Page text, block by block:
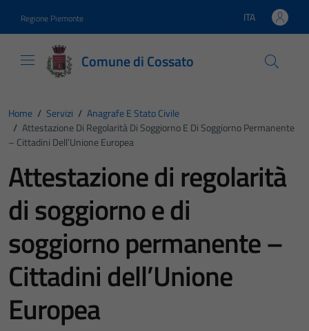
Regione Piemonte Lingua attiva:
ITA
Comune di Cossato
Home / Servizi / Anagrafe E Stato Civile
/ Attestazione Di Regolarità Di Soggiorno E Di Soggiorno Permanente
– Cittadini Dell’Unione Europea
Attestazione di regolarità
di soggiorno e di
soggiorno permanente –
Cittadini dell’Unione
Europea